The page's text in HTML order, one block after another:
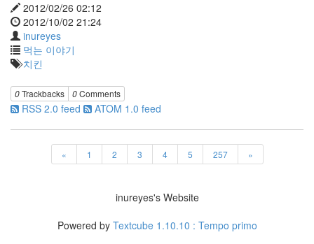
2012/02/26 02:12
2012/10/02 21:24
inureyes
먹는 이야기
치킨
0Trackbacks 0Comments
RSS 2.0 feed ATOM 1.0 feed
« 1 2 3 4 5 257 »
inureyes's Website
Powered by Textcube 1.10.10 : Tempo primo